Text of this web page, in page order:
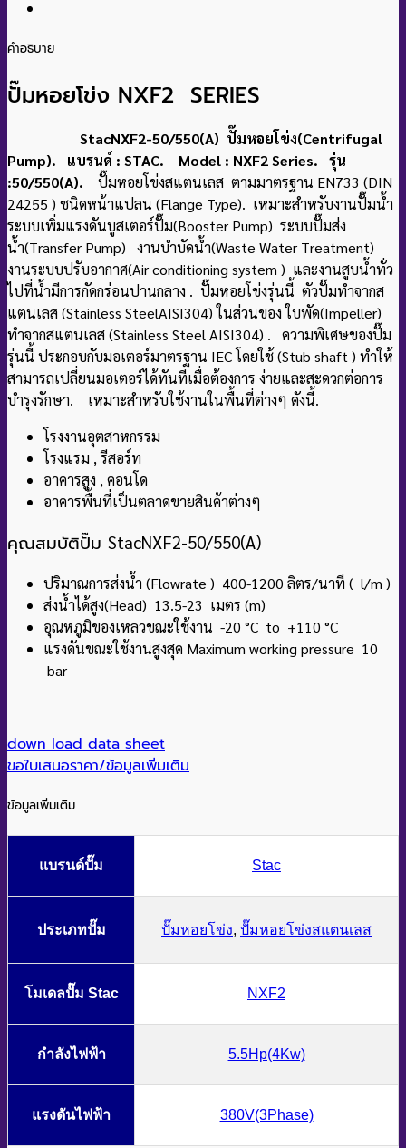
คำอธิบาย
ปั๊มหอยโข่ง NXF2 SERIES
StacNXF2-50/550(A) ปั๊มหอยโข่ง(Centrifugal
Pump). แบรนด์ : STAC. Model : NXF2 Series. รุ่น
:50/550(A). ปั๊มหอยโข่งสแตนเลส ตามมาตรฐาน EN733 (DIN
24255 ) ชนิดหน้าแปลน (Flange Type). เหมาะสําหรับงานปั๊มน้ำ
ระบบเพิ่มแรงดันบูสเตอร์ปั๊ม(Booster Pump) ระบบปั๊มส่ง
น้ำ(Transfer Pump) งานบําบัดน้ํา(Waste Water Treatment)
งานระบบปรับอากาศ(Air conditioning system ) และงานสูบน้ําทั่ว
ไปที่น้ํามีการกัดกร่อนปานกลาง . ปั๊มหอยโข่งรุ่นนี้ ตัวปั๊มทำจากส
แตนเลส (Stainless SteelAISI304) ในส่วนของ ใบพัด(Impeller)
ทําจากสแตนเลส (Stainless Steel AISI304) . ความพิเศษของปั๊ม
รุ่นนี้ ประกอบกับมอเตอร์มาตรฐาน IEC โดยใช้ (Stub shaft ) ทําให้
สามารถเปลี่ยนมอเตอร์ได้ทันทีเมื่อต้องการ ง่ายและสะดวกต่อการ
บำรุงรักษา. เหมาะสําหรับใช้งานในพื้นที่ต่างๆ ดังนี้.
โรงงานอุตสาหกรรม
โรงแรม , รีสอร์ท
อาคารสูง , คอนโด
อาคารพื้นที่เป็นตลาดขายสินค้าต่างๆ
คุณสมบัติปั๊ม StacNXF2-50/550(A)
ปริมาณการส่งน้ำ (Flowrate ) 400-1200 ลิตร/นาที ( l/m )
ส่งน้ำได้สูง(Head) 13.5-23 เมตร (m)
อุณหภูมิของเหลวขณะใช้งาน -20 °C to +110 °C
แรงดันขณะใช้งานสูงสุด Maximum working pressure 10
bar
down load data sheet
ขอใบเสนอราคา/ข้อมูลเพิ่มเติม
ข้อมูลเพิ่มเติม
แบรนด์ปั๊ม Stac
ประเภทปั๊ม ปั๊มหอยโข่ง, ปั๊มหอยโข่งสแตนเลส
โมเดลปั๊ม Stac NXF2
กำลังไฟฟ้า 5.5Hp(4Kw)
แรงดันไฟฟ้า 380V(3Phase)